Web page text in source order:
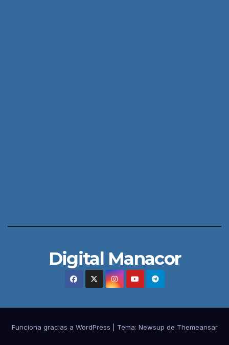
Digital Manacor
Funciona gracias a WordPress Tema: Newsup de Themeansar